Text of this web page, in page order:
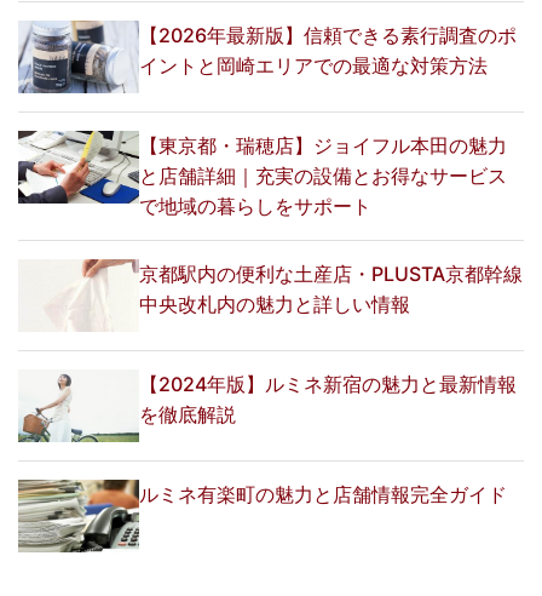
【2026年最新版】信頼できる素行調査のポ
イントと岡崎エリアでの最適な対策方法
【東京都・瑞穂店】ジョイフル本田の魅力
と店舗詳細｜充実の設備とお得なサービス
で地域の暮らしをサポート
京都駅内の便利な土産店・PLUSTA京都幹線
中央改札内の魅力と詳しい情報
【2024年版】ルミネ新宿の魅力と最新情報
を徹底解説
ルミネ有楽町の魅力と店舗情報完全ガイド